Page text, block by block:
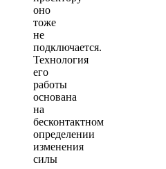
оно
тоже
не
подключается.
Технология
его
работы
основана
на
бесконтактном
определении
изменения
силы